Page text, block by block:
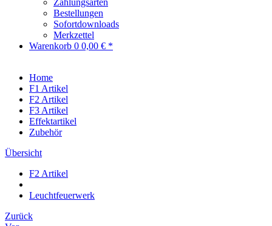
Zahlungsarten
Bestellungen
Sofortdownloads
Merkzettel
Warenkorb 0 0,00 € *
Home
F1 Artikel
F2 Artikel
F3 Artikel
Effektartikel
Zubehör
Übersicht
F2 Artikel
Leuchtfeuerwerk
Zurück